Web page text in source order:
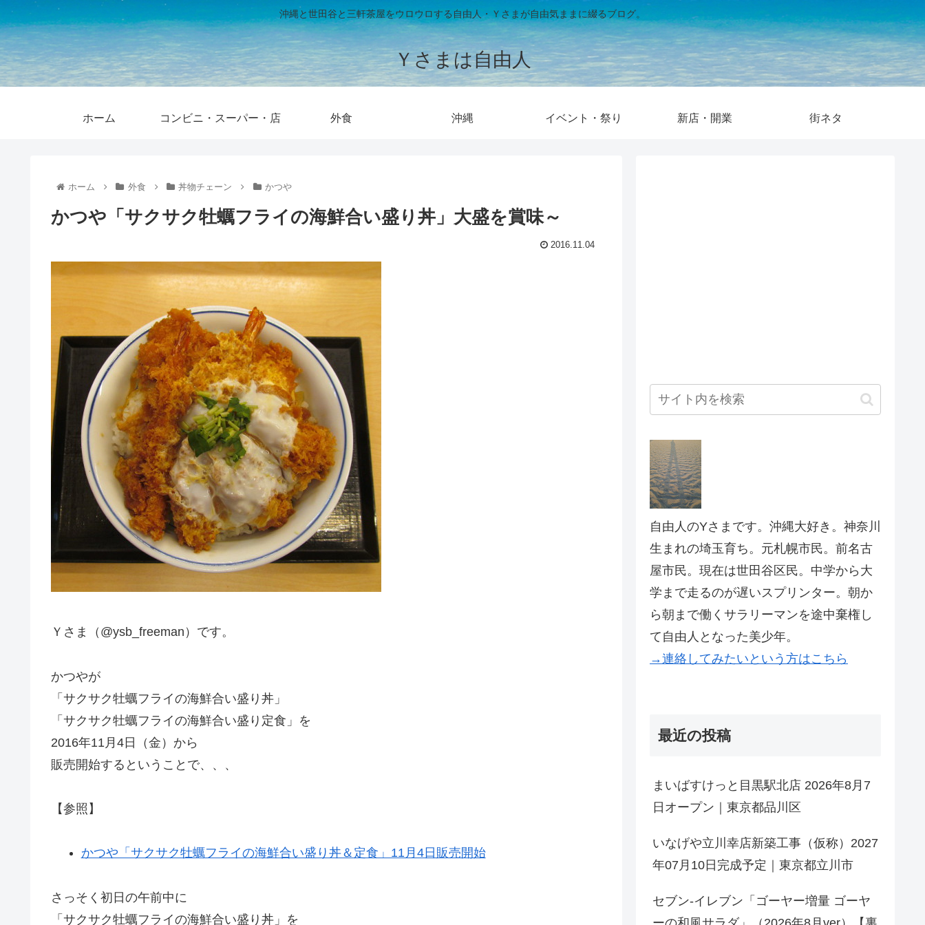
沖縄と世田谷と三軒茶屋をウロウロする自由人・Ｙさまが自由気ままに綴るブログ。
Ｙさまは自由人
ホーム コンビニ・スーパー・店 外食 沖縄 イベント・祭り 新店・開業 街ネタ
ホーム 外食 丼物チェーン かつや
かつや「サクサク牡蠣フライの海鮮合い盛り丼」大盛を賞味～
2016.11.04
Ｙさま（@ysb_freeman）です。
かつやが
「サクサク牡蠣フライの海鮮合い盛り丼」
「サクサク牡蠣フライの海鮮合い盛り定食」を
2016年11月4日（金）から
販売開始するということで、、、
【参照】
かつや「サクサク牡蠣フライの海鮮合い盛り丼＆定食」11月4日販売開始
さっそく初日の午前中に
「サクサク牡蠣フライの海鮮合い盛り丼」を
自由人のYさまです。沖縄大好き。神奈川
生まれの埼玉育ち。元札幌市民。前名古
屋市民。現在は世田谷区民。中学から大
学まで走るのが遅いスプリンター。朝か
ら朝まで働くサラリーマンを途中棄権し
て自由人となった美少年。
→連絡してみたいという方はこちら
最近の投稿
まいばすけっと目黒駅北店 2026年8月7
日オープン｜東京都品川区
いなげや立川幸店新築工事（仮称）2027
年07月10日完成予定｜東京都立川市
セブン-イレブン「ゴーヤー増量 ゴーヤ